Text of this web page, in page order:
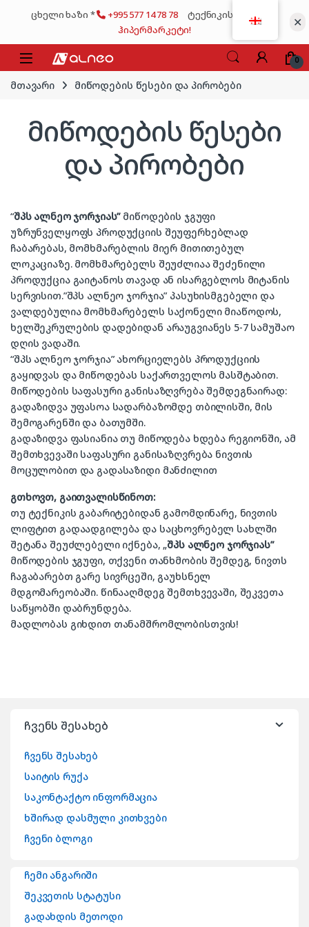
ცხელი ხაზი * +995 577 14 78 78
ტექნიკის მსხვილი
ჰიპერმარკეტი!
✕
0
მთავარი მიწოდების წესები და პირობები
მიწოდების წესები
და პირობები
“შპს ალნეო ჯორჯიას” მიწოდების ჯგუფი
უზრუნველყოფს პროდუქციის შეუფერხებლად
ჩაბარებას, მომხმარებლის მიერ მითითებულ
ლოკაციაზე. მომხმარებელს შეუძლიაა შეძენილი
პროდუქცია გაიტანოს თავად ან ისარგებლოს მიტანის
სერვისით.”შპს ალნეო ჯორჯია” პასუხისმგებელი და
ვალდებულია მომხმარებელს საქონელი მიაწოდოს,
ხელშეკრულების დადებიდან არაუგვიანეს 5-7 სამუშაო
დღის ვადაში.
“შპს ალნეო ჯორჯია” ახორციელებს პროდუქციის
გაყიდვას და მიწოდებას საქართველოს მასშტაბით.
მიწოდების საფასური განისაზღვრება შემდეგნაირად:
გადაზიდვა უფასოა სადარბაზომდე თბილისში, მის
შემოგარენში და ბათუმში.
გადაზიდვა ფასიანია თუ მიწოდება ხდება რეგიონში, ამ
შემთხვევაში საფასური განისაზღვრება ნივთის
მოცულობით და გადასაზიდი მანძილით
გთხოვთ, გაითვალისწინოთ:
თუ ტექნიკის გაბარიტებიდან გამომდინარე, ნივთის
ლიფტით გადაადგილება და საცხოვრებელ სახლში
შეტანა შეუძლებელი იქნება, „შპს ალნეო ჯორჯიას”
მიწოდების ჯგუფი, თქვენი თანხმობის შემდეგ, ნივთს
ჩაგაბარებთ გარე სივრცეში, გაუხსნელ
მდგომარეობაში. წინააღმდეგ შემთხვევაში, შეკვეთა
საწყობში დაბრუნდება.
მადლობას გიხდით თანამშრომლობისთვის!
ჩვენს შესახებ
ჩვენს შესახებ
საიტის რუქა
საკონტაქტო ინფორმაცია
ხშირად დასმული კითხვები
ჩვენი ბლოგი
ჩემი ანგარიში
შეკვეთის სტატუსი
გადახდის მეთოდი